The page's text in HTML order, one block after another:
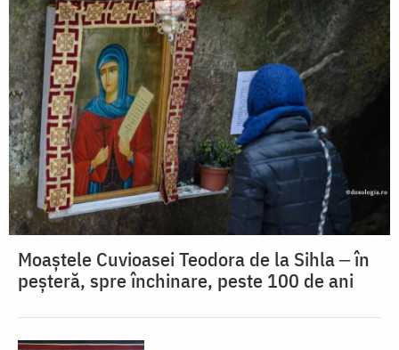
Moaștele Cuvioasei Teodora de la Sihla ‒ în
peșteră, spre închinare, peste 100 de ani